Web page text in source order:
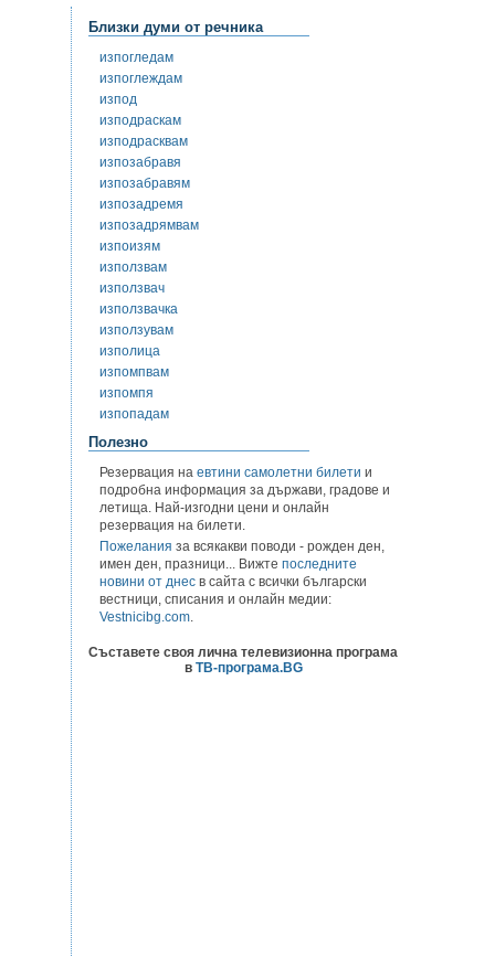
Близки думи от речника
изпогледам
изпоглеждам
изпод
изподраскам
изподрасквам
изпозабравя
изпозабравям
изпозадремя
изпозадрямвам
изпоизям
използвам
използвач
използвачка
използувам
изполица
изпомпвам
изпомпя
изпопадам
Полезно
Резервация на евтини самолетни билети и
подробна информация за държави, градове и
летища. Най-изгодни цени и онлайн
резервация на билети.
Пожелания за всякакви поводи - рожден ден,
имен ден, празници... Вижте последните
новини от днес в сайта с всички български
вестници, списания и онлайн медии:
Vestnicibg.com.
Съставете своя лична телевизионна програма
в ТВ-програма.BG